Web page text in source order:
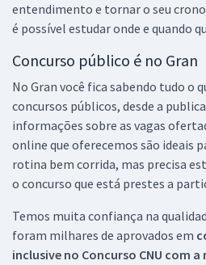
entendimento e tornar o seu
é possível estudar onde e quando
Concurso público é no Gran
No Gran você fica sabendo tudo o
concursos públicos, desde a
informações sobre as vagas
online que oferecemos são ideais
rotina bem corrida, mas precisa
o concurso que está prestes a
Temos muita confiança na
foram milhares de aprovados em
inclusive no Concurso CNU com a